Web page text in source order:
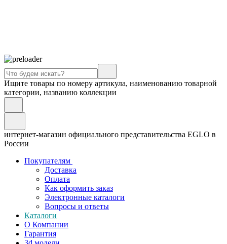
Ищите товары по номеру артикула, наименованию товарной
категории, названию коллекции
интернет-магазин официального представительства EGLO в
России
Покупателям
Доставка
Оплата
Как оформить заказ
Электронные каталоги
Вопросы и ответы
Каталоги
О Компании
Гарантия